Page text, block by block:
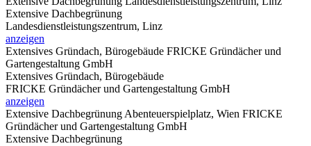
Extensive Dachbegrünung
Landesdienstleistungszentrum, Linz
anzeigen
Extensives Gründach, Bürogebäude FRICKE Gründächer und
Gartengestaltung GmbH
Extensives Gründach, Bürogebäude
FRICKE Gründächer und Gartengestaltung GmbH
anzeigen
Extensive Dachbegrünung Abenteuerspielplatz, Wien FRICKE
Gründächer und Gartengestaltung GmbH
Extensive Dachbegrünung